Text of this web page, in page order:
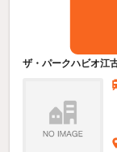
ザ・パークハビオ江